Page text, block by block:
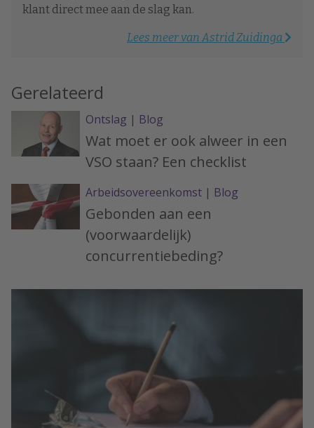
klant direct mee aan de slag kan.
Lees meer van Astrid Zuidinga
Gerelateerd
Ontslag | Blog
Wat moet er ook alweer in een
VSO staan? Een checklist
Arbeidsovereenkomst | Blog
Gebonden aan een
(voorwaardelijk)
concurrentiebeding?